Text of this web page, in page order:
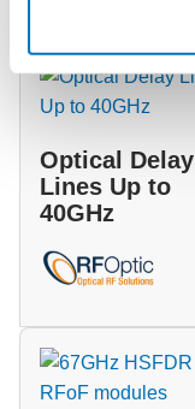
Optical Delay
Lines Up to
40GHz